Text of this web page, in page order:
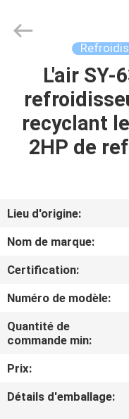
MAISON
PRODUITS
DE
NOUS
VISITE
D'USINE
CONTRÔLE
DE
QUALITÉ
Syochi
Electronics
L'air SY-
recyclant
2HP de
Lieu d'origine:
Nom de marque:
Certification:
Numéro de modèle:
Quantité de
commande min:
Prix:
Détails d'emballage: